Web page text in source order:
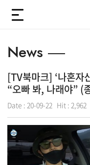
News
[TV북마크] ‘나혼자
“오빠 봐, 나래야” (
Date : 20-09-22 Hit : 2,962